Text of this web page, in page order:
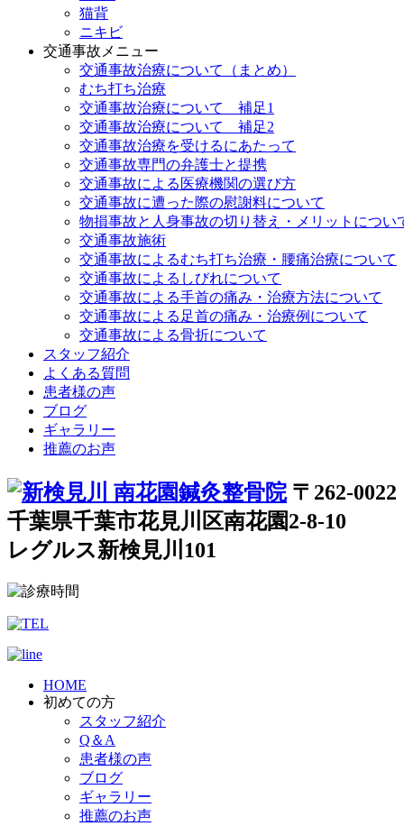
猫背
ニキビ
交通事故メニュー
交通事故治療について（まとめ）
むち打ち治療
交通事故治療について 補足1
交通事故治療について 補足2
交通事故治療を受けるにあたって
交通事故専門の弁護士と提携
交通事故による医療機関の選び方
交通事故に遭った際の慰謝料について
物損事故と人身事故の切り替え・メリットについ
交通事故施術
交通事故によるむち打ち治療・腰痛治療について
交通事故によるしびれについて
交通事故による手首の痛み・治療方法について
交通事故による足首の痛み・治療例について
交通事故による骨折について
スタッフ紹介
よくある質問
患者様の声
ブログ
ギャラリー
推薦のお声
〒262-0022
千葉県千葉市花見川区南花園2-8-10
レグルス新検見川101
HOME
初めての方
スタッフ紹介
Q＆A
患者様の声
ブログ
ギャラリー
推薦のお声